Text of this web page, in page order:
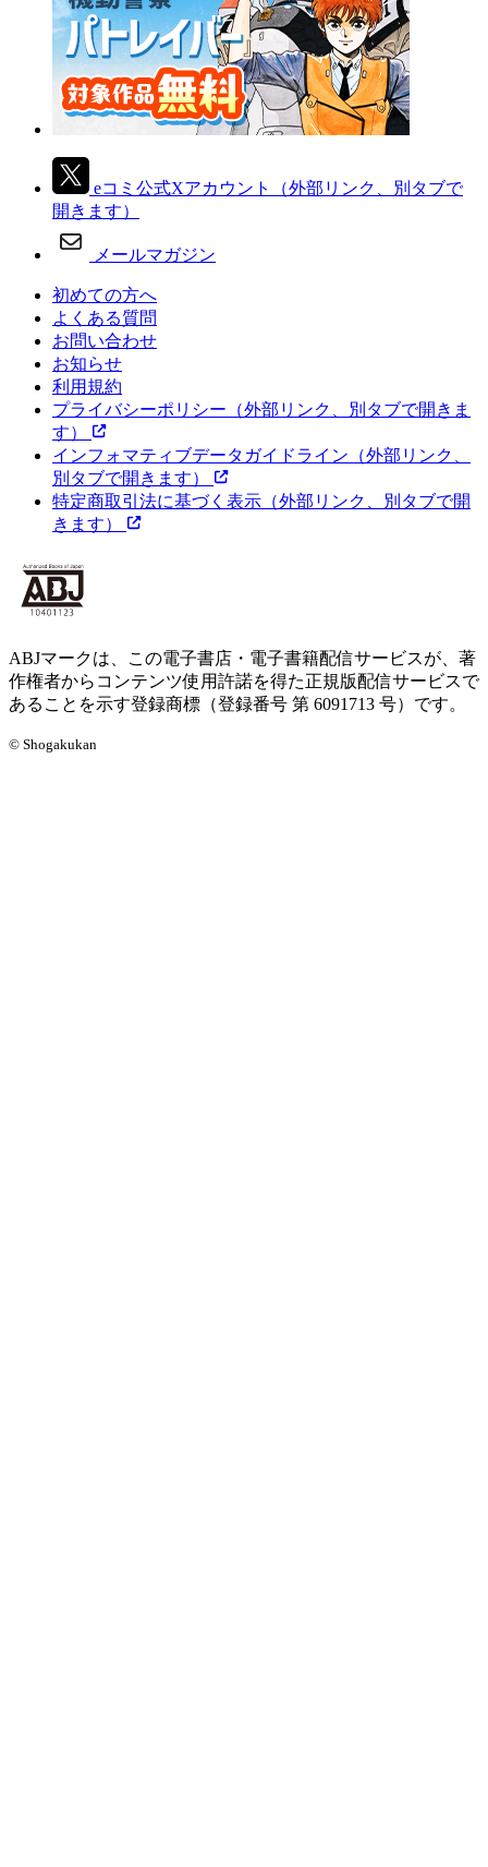
eコミ公式Xアカウント
（外部リンク、別タブで
開きます）
メールマガジン
初めての方へ
よくある質問
お問い合わせ
お知らせ
利用規約
プライバシーポリシー （外部リンク、別タブで開きま
す）
インフォマティブデータガイドライン （外部リンク、
別タブで開きます）
特定商取引法に基づく表示 （外部リンク、別タブで開
きます）
ABJマークは、この電子書店・電子書籍配信サービスが、著
作権者からコンテンツ使用許諾を得た正規版配信サービスで
あることを示す登録商標（登録番号 第 6091713 号）です。
© Shogakukan